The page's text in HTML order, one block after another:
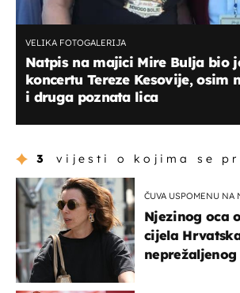
VELIKA FOTOGALERIJA
Natpis na majici Mire Bulja bio
koncertu Tereze Kesovije, osim
i druga poznata lica
3 vijesti o kojima se
ČUVA USPOMENU NA
Njezinog oca
cijela